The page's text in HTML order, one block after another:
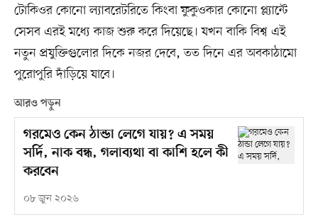
টোকিওর কোনো ল্যাবরেটরিতে কিংবা ফুকুওকার কোনো প্ল্যান্টে
সেসব এরই মধ্যে কাজ শুরু করে দিয়েছে। যখন বাকি বিশ্ব এই
নতুন প্রযুক্তিগুলোর দিকে নজর দেবে, তত দিনে এর অবকাঠামো
পুরোপুরি দাঁড়িয়ে যাবে।
আরও পড়ুন
গরমেও কেন ঠান্ডা লেগে যায়? এ সময়
সর্দি, নাক বন্ধ, গলাব্যথা বা কাশি হলে কী
করবেন
০৮ জুন ২০২৬